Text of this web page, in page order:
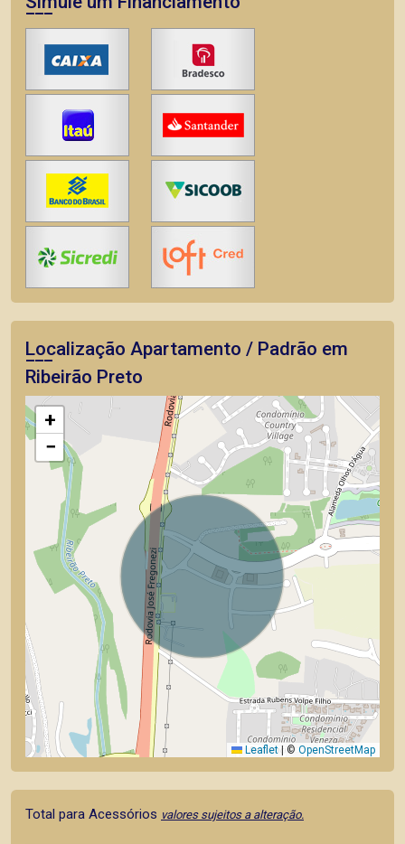
Localização Apartamento / Padrão em
Ribeirão Preto
+
−
Leaflet |© OpenStreetMap
Total para Acessórios valores sujeitos a alteração.